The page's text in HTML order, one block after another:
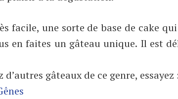
facile, une sorte de base de cake
en faites un gâteau unique. Il est
d’autres gâteaux de ce genre, essayez